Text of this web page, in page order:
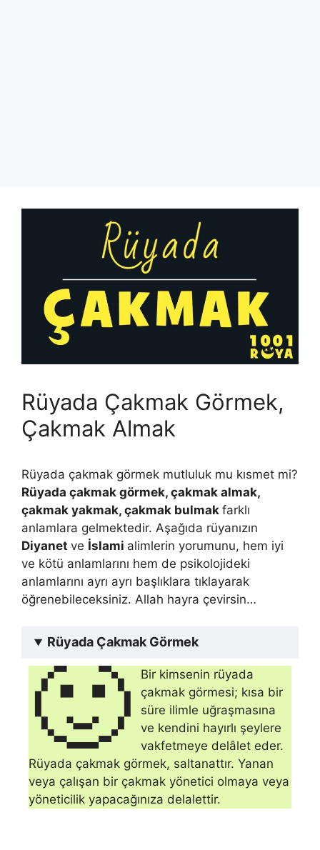
Rüyada Çakmak Görmek,
Çakmak Almak
Rüyada çakmak görmek mutluluk mu kısmet mi?
Rüyada çakmak görmek, çakmak almak,
çakmak yakmak, çakmak bulmak farklı
anlamlara gelmektedir. Aşağıda rüyanızın
Diyanet ve İslami alimlerin yorumunu, hem iyi
ve kötü anlamlarını hem de psikolojideki
anlamlarını ayrı ayrı başlıklara tıklayarak
öğrenebileceksiniz. Allah hayra çevirsin…
Rüyada Çakmak Görmek
🙂
Bir kimsenin rüyada
çakmak görmesi; kısa bir
süre ilimle uğraşmasına
ve kendini ha­yırlı şeylere
vakfetmeye delâlet eder.
Rüyada çakmak görmek, saltanattır. Yanan
veya çalışan bir çakmak yönetici olmaya veya
yöneticilik yapacağınıza delalettir.